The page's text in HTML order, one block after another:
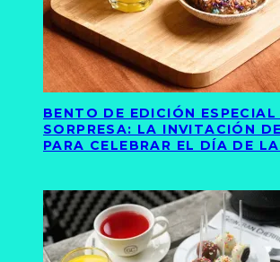
BENTO DE EDICIÓN ESPECIAL
SORPRESA: LA INVITACIÓN
PARA CELEBRAR EL DÍA DE